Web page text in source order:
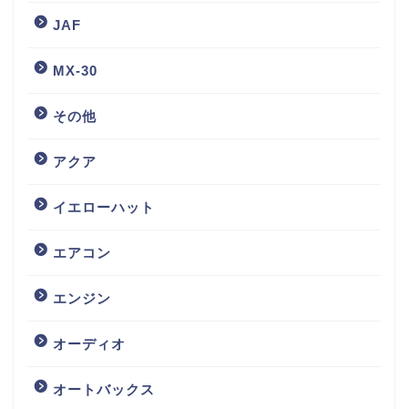
JAF
MX-30
その他
アクア
イエローハット
エアコン
エンジン
オーディオ
オートバックス